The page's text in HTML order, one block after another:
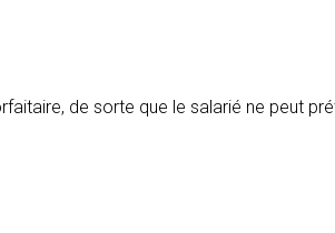
de sorte que le salarié ne peut